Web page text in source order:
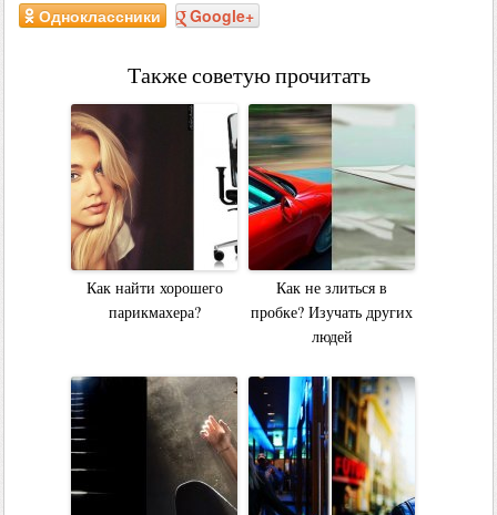
Одноклассники
Google+
Также советую прочитать
Как найти хорошего
парикмахера?
Как не злиться в
пробке? Изучать других
людей